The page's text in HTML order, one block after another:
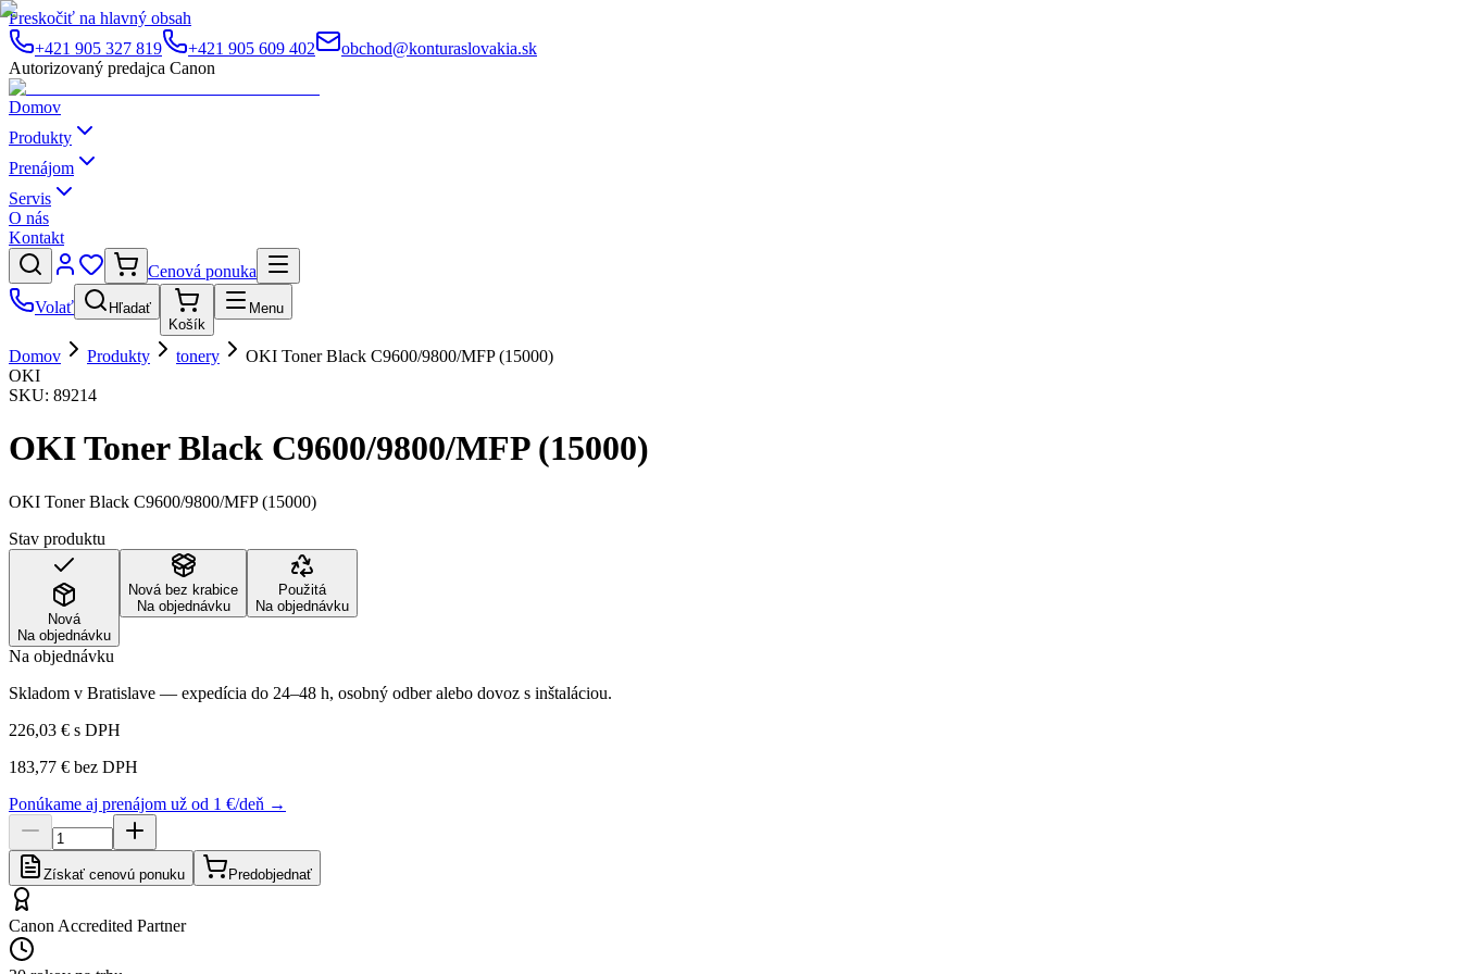
Preskočiť na hlavný obsah
+421 905 327 819
+421 905 609 402
obchod@konturaslovakia.sk
Autorizovaný predajca Canon
Domov
Produkty
Prenájom
Servis
O nás
Kontakt
Cenová ponuka
Volať
Hľadať
Košík
Menu
Domov Produkty tonery
OKI Toner Black C9600/9800/MFP (15000)
OKI
SKU: 89214
OKI Toner Black C9600/9800/MFP (15000)
OKI Toner Black C9600/9800/MFP (15000)
Stav produktu
Nová
Na objednávku
Nová bez krabice
Na objednávku
Použitá
Na objednávku
Na objednávku
Skladom v Bratislave — expedícia do 24–48 h, osobný odber alebo dovoz s inštaláciou.
226,03 € s DPH
183,77 € bez DPH
Ponúkame aj prenájom už od 1 €/deň →
Získať cenovú ponuku Predobjednať
Canon Accredited Partner